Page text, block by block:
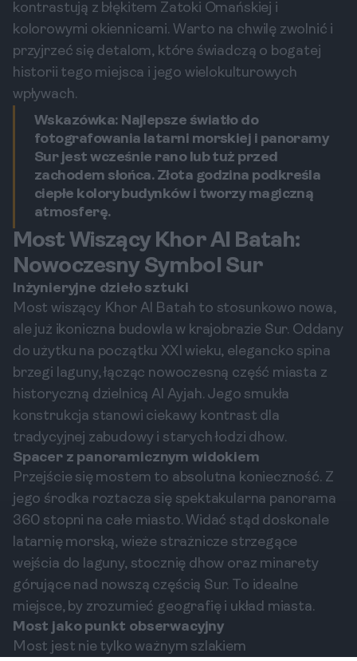
kontrastują z błękitem Zatoki Omańskiej i
kolorowymi okiennicami. Warto na chwilę zwolnić i
przyjrzeć się detalom, które świadczą o bogatej
historii tego miejsca i jego wielokulturowych
wpływach.
Wskazówka: Najlepsze światło do
fotografowania latarni morskiej i panoramy
Sur jest wcześnie rano lub tuż przed
zachodem słońca. Złota godzina podkreśla
ciepłe kolory budynków i tworzy magiczną
atmosferę.
Most Wiszący Khor Al Batah:
Nowoczesny Symbol Sur
Inżynieryjne dzieło sztuki
Most wiszący Khor Al Batah to stosunkowo nowa,
ale już ikoniczna budowla w krajobrazie Sur. Oddany
do użytku na początku XXI wieku, elegancko spina
brzegi laguny, łącząc nowoczesną część miasta z
historyczną dzielnicą Al Ayjah. Jego smukła
konstrukcja stanowi ciekawy kontrast dla
tradycyjnej zabudowy i starych łodzi dhow.
Spacer z panoramicznym widokiem
Przejście się mostem to absolutna konieczność. Z
jego środka roztacza się spektakularna panorama
360 stopni na całe miasto. Widać stąd doskonale
latarnię morską, wieże strażnicze strzegące
wejścia do laguny, stocznię dhow oraz minarety
górujące nad nowszą częścią Sur. To idealne
miejsce, by zrozumieć geografię i układ miasta.
Most jako punkt obserwacyjny
Most jest nie tylko ważnym szlakiem